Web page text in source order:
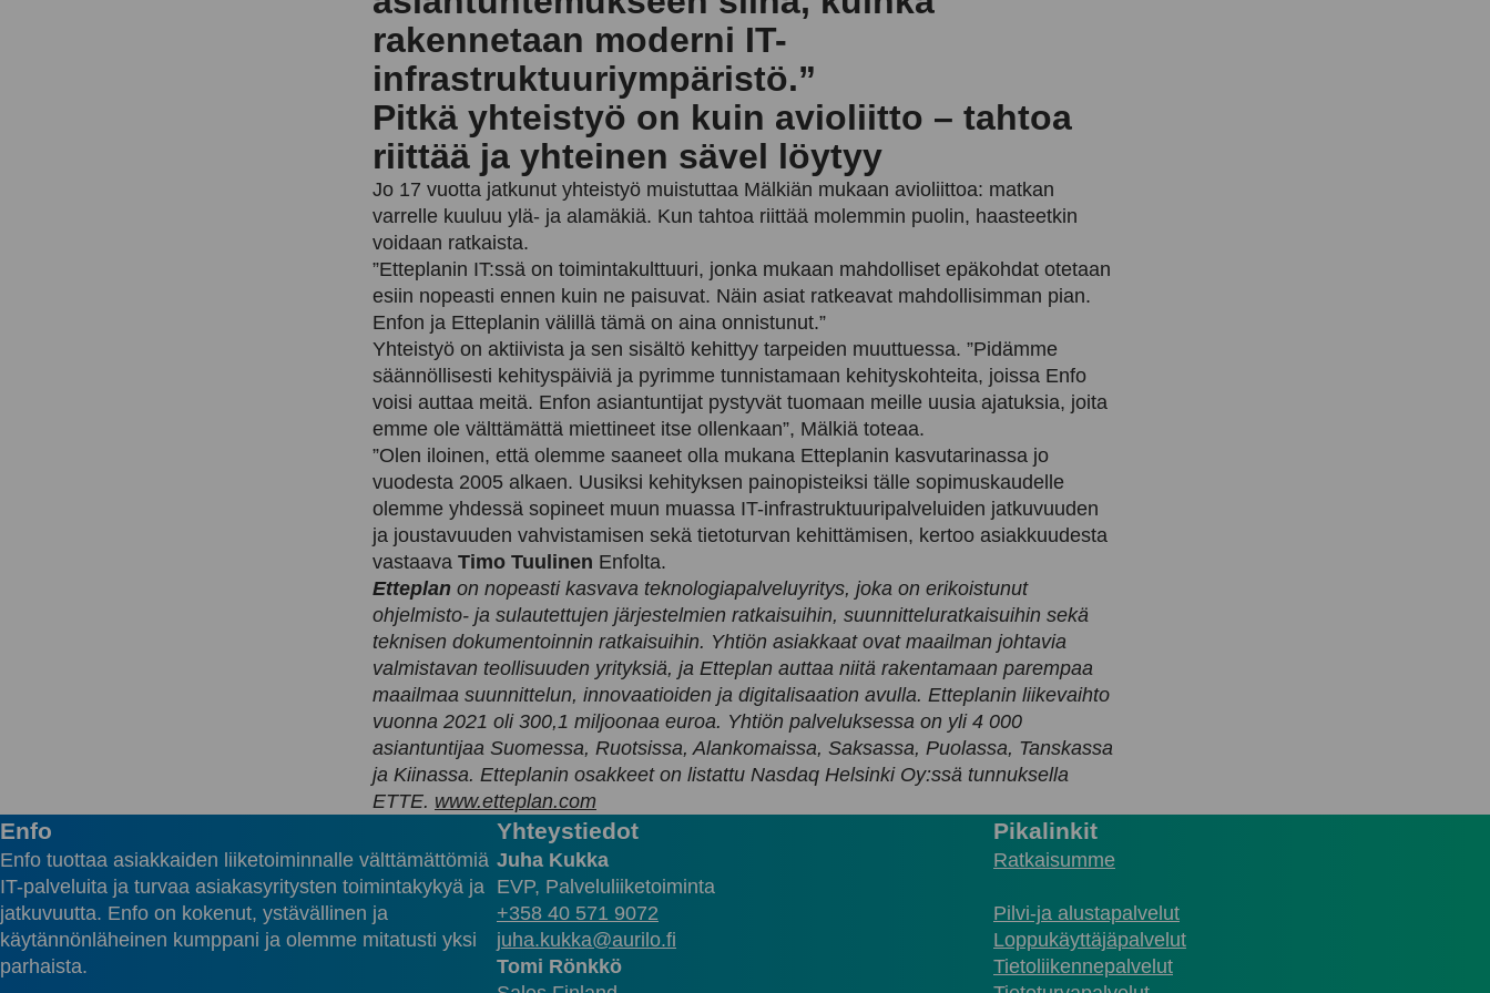
rakennetaan moderni IT-
infrastruktuuriympäristö.”
Pitkä yhteistyö on kuin avioliitto – tahtoa
riittää ja yhteinen sävel löytyy
Jo 17 vuotta jatkunut yhteistyö muistuttaa Mälkiän mukaan avioliittoa: matkan
varrelle kuuluu ylä- ja alamäkiä. Kun tahtoa riittää molemmin puolin, haasteetkin
voidaan ratkaista.
”Etteplanin IT:ssä on toimintakulttuuri, jonka mukaan mahdolliset epäkohdat otetaan
esiin nopeasti ennen kuin ne paisuvat. Näin asiat ratkeavat mahdollisimman pian.
Enfon ja Etteplanin välillä tämä on aina onnistunut.”
Yhteistyö on aktiivista ja sen sisältö kehittyy tarpeiden muuttuessa. ”Pidämme
säännöllisesti kehityspäiviä ja pyrimme tunnistamaan kehityskohteita, joissa Enfo
voisi auttaa meitä. Enfon asiantuntijat pystyvät tuomaan meille uusia ajatuksia, joita
emme ole välttämättä miettineet itse ollenkaan”, Mälkiä toteaa.
”Olen iloinen, että olemme saaneet olla mukana Etteplanin kasvutarinassa jo
vuodesta 2005 alkaen. Uusiksi kehityksen painopisteiksi tälle sopimuskaudelle
olemme yhdessä sopineet muun muassa IT-infrastruktuuripalveluiden jatkuvuuden
ja joustavuuden vahvistamisen sekä tietoturvan kehittämisen, kertoo asiakkuudesta
vastaava Timo Tuulinen Enfolta.
Etteplan on nopeasti kasvava teknologiapalveluyritys, joka on erikoistunut
ohjelmisto- ja sulautettujen järjestelmien ratkaisuihin, suunnitteluratkaisuihin sekä
teknisen dokumentoinnin ratkaisuihin. Yhtiön asiakkaat ovat maailman johtavia
valmistavan teollisuuden yrityksiä, ja Etteplan auttaa niitä rakentamaan parempaa
maailmaa suunnittelun, innovaatioiden ja digitalisaation avulla. Etteplanin liikevaihto
vuonna 2021 oli 300,1 miljoonaa euroa. Yhtiön palveluksessa on yli 4 000
asiantuntijaa Suomessa, Ruotsissa, Alankomaissa, Saksassa, Puolassa, Tanskassa
ja Kiinassa. Etteplanin osakkeet on listattu Nasdaq Helsinki Oy:ssä tunnuksella
ETTE. www.etteplan.com
Enfo
Enfo tuottaa asiakkaiden liiketoiminnalle välttämättömiä
IT-palveluita ja turvaa asiakasyritysten toimintakykyä ja
jatkuvuutta. Enfo on kokenut, ystävällinen ja
käytännönläheinen kumppani ja olemme mitatusti yksi
parhaista.
Yhteystiedot
Juha Kukka
EVP, Palveluliiketoiminta
+358 40 571 9072
juha.kukka@aurilo.fi
Tomi Rönkkö
Pikalinkit
Ratkaisumme
Pilvi-ja alustapalvelut
Loppukäyttäjäpalvelut
Tietoliikennepalvelut